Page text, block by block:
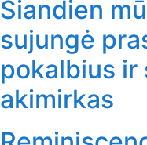
Šiandien
sujungė
pokalbius ir
akimirkas